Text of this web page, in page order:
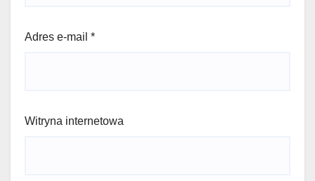
Adres e-mail *
Witryna internetowa